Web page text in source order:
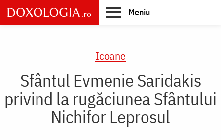
Skip
to
main
Meniu
Icoane
Sfântul Evmenie Saridakis
privind la rugăciunea Sfântului
Nichifor Leprosul